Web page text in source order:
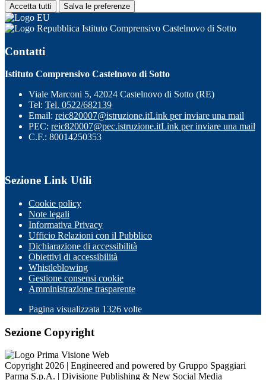
Accetta tutti Salva le preferenze
Istituto Comprensivo Castelnovo di Sotto
Contatti
Istituto Comprensivo Castelnovo di Sotto
Viale Marconi 5, 42024 Castelnovo di Sotto (RE)
Tel: Tel. 0522/682139
Email: reic820007@istruzione.itLink per inviare una mail
PEC: reic820007@pec.istruzione.itLink per inviare una mail
C.F.: 80014250353
Sezione Link Utili
Cookie policy
Note legali
Informativa Privacy
Ufficio Relazioni con il Pubblico
Dichiarazione di accessibilità
Obiettivi di accessibilità
Whistleblowing
Gestione consensi cookie
Amministrazione trasparente
Pagina visualizzata 1326 volte
Sezione Copyright
Copyright 2026 | Engineered and powered by Gruppo Spaggiari
Parma S.p.A. | Divisione Publishing & New Social Media